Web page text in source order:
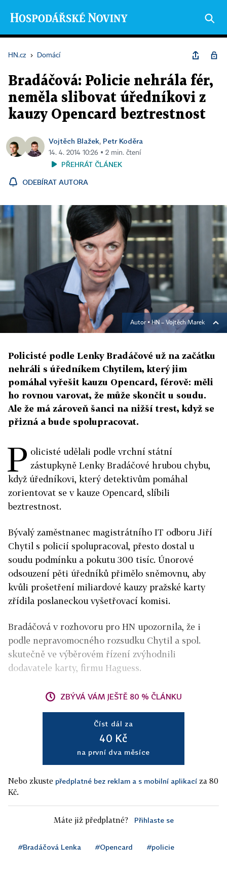
HN.cz › Domácí
Bradáčová: Policie nehrála fér,
neměla slibovat úředníkovi z
kauzy Opencard beztrestnost
Vojtěch Blažek, Petr Koděra
14. 4. 2014 10:26 ▪ 2 min. čtení
PŘEHRÁT ČLÁNEK
ODEBÍRAT AUTORA
Autor ▪HN – Vojtěch Marek
Policisté podle Lenky Bradáčové už na začátku
nehráli s úředníkem Chytilem, který jim
pomáhal vyřešit kauzu Opencard, férově: měli
ho rovnou varovat, že může skončit u soudu.
Ale že má zároveň šanci na nižší trest, když se
přizná a bude spolupracovat.
P olicisté udělali podle vrchní státní
zástupkyně Lenky Bradáčové hrubou chybu,
když úředníkovi, který detektivům pomáhal
zorientovat se v kauze Opencard, slíbili
beztrestnost.
Bývalý zaměstnanec magistrátního IT odboru Jiří
Chytil s policií spolupracoval, přesto dostal u
soudu podmínku a pokutu 300 tisíc. Únorové
odsouzení pěti úředníků přimělo sněmovnu, aby
kvůli prošetření miliardové kauzy pražské karty
zřídila poslaneckou vyšetřovací komisi.
Bradáčová v rozhovoru pro HN upozornila, že i
podle nepravomocného rozsudku Chytil a spol.
skutečně ve výběrovém řízení zvýhodnili
dodavatele karty, firmu Haguess.
ZBÝVÁ VÁM JEŠTĚ 80 % ČLÁNKU
Číst dál za
40 Kč
na první dva měsíce
Nebo zkuste předplatné bez reklam a s mobilní aplikací za 80
Kč.
Máte již předplatné? Přihlaste se
#Bradáčová Lenka #Opencard #policie